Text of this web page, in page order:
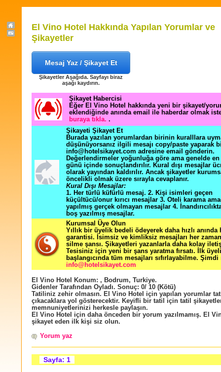
El Vino Hotel Hakkında Yapılan Yorumlar ve
Şikayetler
Mesaj Yaz / Şikayet Et
Şikayetler Aşağıda. Sayfayı biraz
aşağı kaydırın.
Şikayet Habercisi
Eğer El Vino Hotel hakkında yeni bir şikayet/
eklendiğinde anında email ile haberdar olmak
buraya tıkla. .
Şikayeti Şikayet Et
Burada yazılan yorumlardan birinin kuralllara
düşünüyorsanız ilgili mesajı copy/paste yaparak
info@hotelsikayet.com adresine email gönderin.
Değerlendirmeler yoğunluğa göre ama genelde
günü içinde sonuçlandırılır. Kural dışı mesajlar
olarak yayından kaldırılır. Ancak şikayetler
öncelikli olmak üzere sırayla cevaplanır.
Kural Dışı Mesajlar:
1. Her türlü küfürlü mesaj. 2. Kişi isimleri geçen
küçültücü/onur kırıcı mesajlar 3. Oteli karama
yapılmış gerçek olmayan mesajlar 4.
boş yazılmış mesajlar.
Kurumsal Üye Olun
Yıllık bir üyelik bedeli ödeyerek daha hızlı
garantisi. İsimsiz ve kimliksiz mesajları her zaman
silme şansı. Şikayetleri yazanlarla daha kolay
Tesisiniz için yeni bir şans yaratma fırsatı. İlk
başlangıcında tüm mesajları sıfırlayabilme. Şimdi
info@hotelsikayet.com
El Vino Hotel Konum: , Bodrum, Turkiye.
Gidenler Tarafından Oyladı. Sonuç: 0/ 10 (Kötü)
Tatiliniz zehir olmasın. El Vino Hotel için yapılan yorumlar
çıkacaklara yol gösterecektir. Keyifli bir tatil için tatil
memnuniyetlerinizi herkesle paylaşın.
El Vino Hotel için daha önceden bir yorum yazılmamış. El
şikayet eden ilk kişi siz olun.
Yorum yaz
Sayfa: 1